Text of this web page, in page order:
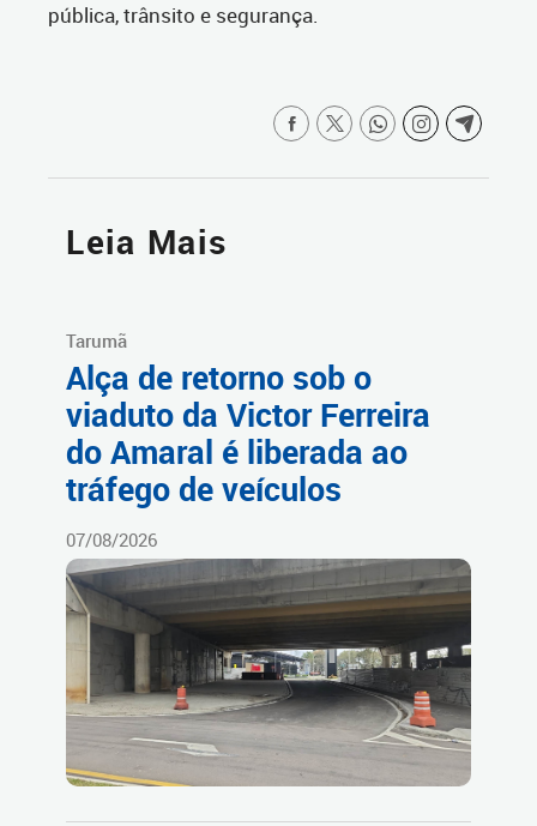
pública, trânsito e segurança.
Leia Mais
Tarumã
Alça de retorno sob o
viaduto da Victor Ferreira
do Amaral é liberada ao
tráfego de veículos
07/08/2026